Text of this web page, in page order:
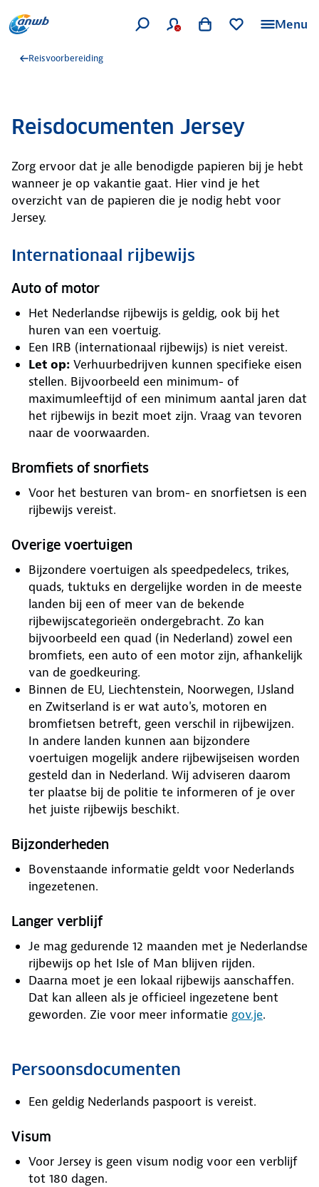
Menu
Reisvoorbereiding
Reisdocumenten Jersey
Zorg ervoor dat je alle benodigde papieren bij je hebt
wanneer je op vakantie gaat. Hier vind je het
overzicht van de papieren die je nodig hebt voor
Jersey.
Internationaal rijbewijs
Auto of motor
Het Nederlandse rijbewijs is geldig, ook bij het
huren van een voertuig.
Een IRB (internationaal rijbewijs) is niet vereist.
Let op: Verhuurbedrijven kunnen specifieke eisen
stellen. Bijvoorbeeld een minimum- of
maximumleeftijd of een minimum aantal jaren dat
het rijbewijs in bezit moet zijn. Vraag van tevoren
naar de voorwaarden.
Bromfiets of snorfiets
Voor het besturen van brom- en snorfietsen is een
rijbewijs vereist.
Overige voertuigen
Bijzondere voertuigen als speedpedelecs, trikes,
quads, tuktuks en dergelijke worden in de meeste
landen bij een of meer van de bekende
rijbewijscategorieën ondergebracht. Zo kan
bijvoorbeeld een quad (in Nederland) zowel een
bromfiets, een auto of een motor zijn, afhankelijk
van de goedkeuring.
Binnen de EU, Liechtenstein, Noorwegen, IJsland
en Zwitserland is er wat auto's, motoren en
bromfietsen betreft, geen verschil in rijbewijzen.
In andere landen kunnen aan bijzondere
voertuigen mogelijk andere rijbewijseisen worden
gesteld dan in Nederland. Wij adviseren daarom
ter plaatse bij de politie te informeren of je over
het juiste rijbewijs beschikt.
Bijzonderheden
Bovenstaande informatie geldt voor Nederlands
ingezetenen.
Langer verblijf
Je mag gedurende 12 maanden met je Nederlandse
rijbewijs op het Isle of Man blijven rijden.
Daarna moet je een lokaal rijbewijs aanschaffen.
Dat kan alleen als je officieel ingezetene bent
geworden. Zie voor meer informatie gov.je.
Persoonsdocumenten
Een geldig Nederlands paspoort is vereist.
Visum
Voor Jersey is geen visum nodig voor een verblijf
tot 180 dagen.